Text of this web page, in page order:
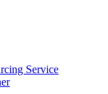
Service